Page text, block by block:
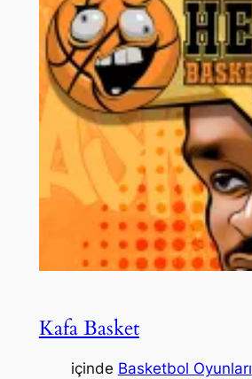
Kafa Basket
içinde Basketbol Oyunları